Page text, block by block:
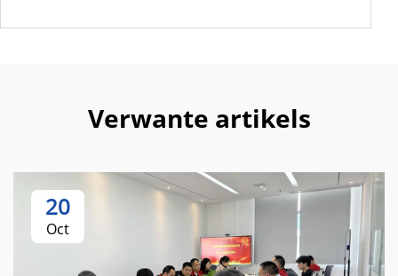
Verwante artikels
20
Oct